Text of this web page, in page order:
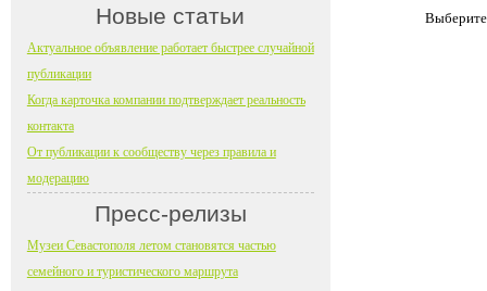
Новые статьи
Актуальное объявление работает быстрее случайной
публикации
Когда карточка компании подтверждает реальность
контакта
От публикации к сообществу через правила и
модерацию
Пресс-релизы
Музеи Севастополя летом становятся частью
семейного и туристического маршрута